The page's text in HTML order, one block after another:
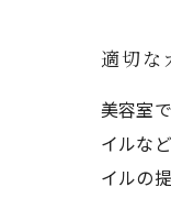
適切な
美容室
イルな
イルの